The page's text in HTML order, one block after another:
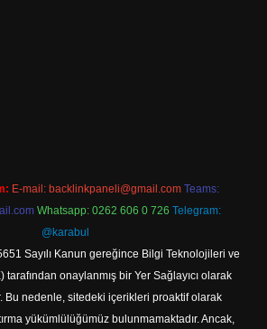
E-mail: backlinkpaneli@gmail.com Teams:
Whatsapp: 0262 606 0 726 Telegram:
@karabul
Sayılı Kanun gereğince Bilgi Teknolojileri ve
tarafından onaylanmış bir Yer Sağlayıcı olarak
Bu nedenle, sitedeki içerikleri proaktif olarak
yükümlülüğümüz bulunmamaktadır. Ancak,